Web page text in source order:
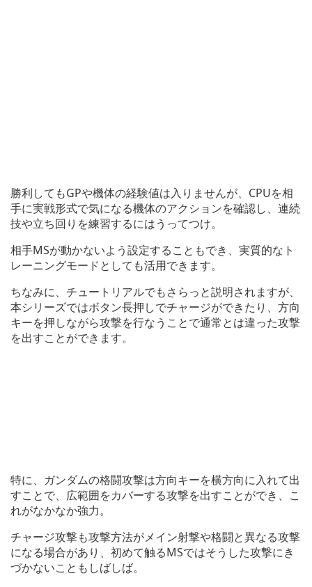
勝利してもGPや機体の経験値は入りませんが、CPUを相
手に実戦形式で気になる機体のアクションを確認し、連続
技や立ち回りを練習するにはうってつけ。
相手MSが動かないよう設定することもでき、実質的なト
レーニングモードとしても活用できます。
ちなみに、チュートリアルでもさらっと説明されますが、
本シリーズではボタン長押しでチャージができたり、方向
キーを押しながら攻撃を行なうことで通常とは違った攻撃
を出すことができます。
特に、ガンダムの格闘攻撃は方向キーを横方向に入れて出
すことで、広範囲をカバーする攻撃を出すことができ、こ
れがなかなか強力。
チャージ攻撃も攻撃方法がメイン射撃や格闘と異なる攻撃
になる場合があり、初めて触るMSではそうした攻撃にき
づかないこともしばしば。